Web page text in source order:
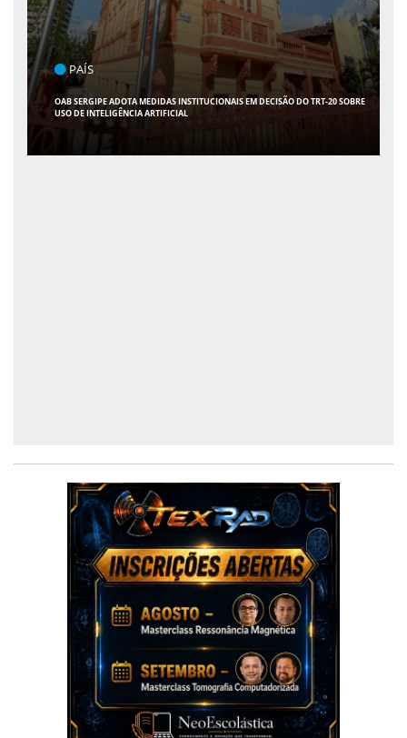
POLÍTICA
FLÁVIO CONFIRMA 47 APOIOS AO SENADO; VEJA QUAIS SÃO OS NOMES